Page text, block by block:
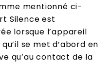
mentionné ci-
Silence est
lorsque l’appareil
se met d’abord en
qu’au contact de la